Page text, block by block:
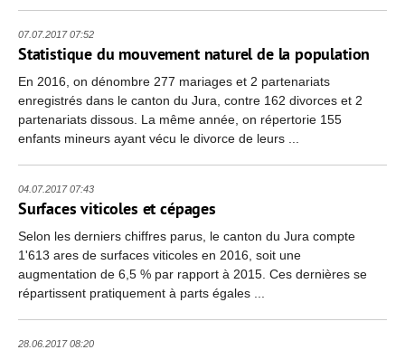
07.07.2017 07:52
Statistique du mouvement naturel de la population
En 2016, on dénombre 277 mariages et 2 partenariats
enregistrés dans le canton du Jura, contre 162 divorces et 2
partenariats dissous. La même année, on répertorie 155
enfants mineurs ayant vécu le divorce de leurs ...
04.07.2017 07:43
Surfaces viticoles et cépages
Selon les derniers chiffres parus, le canton du Jura compte
1'613 ares de surfaces viticoles en 2016, soit une
augmentation de 6,5 % par rapport à 2015. Ces dernières se
répartissent pratiquement à parts égales ...
28.06.2017 08:20